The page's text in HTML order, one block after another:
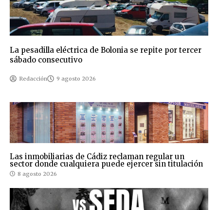
La pesadilla eléctrica de Bolonia se repite por tercer
sábado consecutivo
Redacción 9 agosto 2026
Las inmobiliarias de Cádiz reclaman regular un
sector donde cualquiera puede ejercer sin titulación
8 agosto 2026